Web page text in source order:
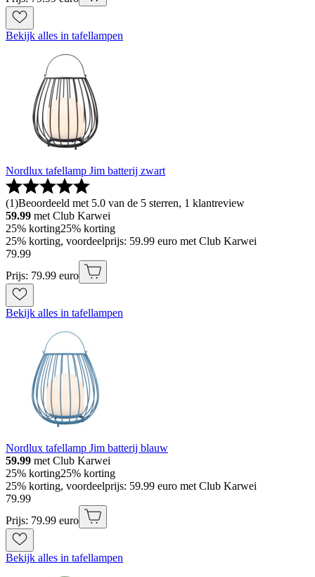
Bekijk alles in tafellampen
Nordlux tafellamp Jim batterij zwart
(1)Beoordeeld met 5.0 van de 5 sterren, 1 klantreview
59.99 met Club Karwei
25% korting25% korting
25% korting, voordeelprijs: 59.99 euro met Club Karwei
79.99
Prijs: 79.99 euro
Bekijk alles in tafellampen
Nordlux tafellamp Jim batterij blauw
59.99 met Club Karwei
25% korting25% korting
25% korting, voordeelprijs: 59.99 euro met Club Karwei
79.99
Prijs: 79.99 euro
Bekijk alles in tafellampen